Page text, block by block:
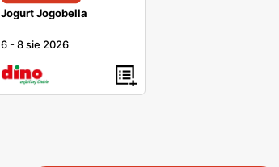
Jogurt Jogobella
6 -8 sie 2026